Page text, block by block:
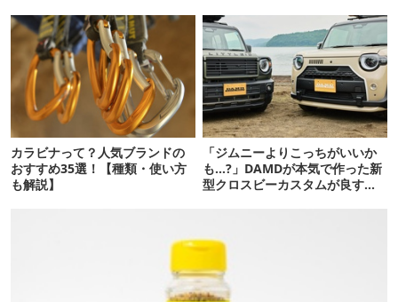
カラビナって？人気ブランドの
おすすめ35選！【種類・使い方
も解説】
「ジムニーよりこっちがいいか
も…?」DAMDが本気で作った新
型クロスビーカスタムが良すぎ